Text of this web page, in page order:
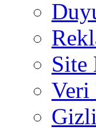
Site
Veri